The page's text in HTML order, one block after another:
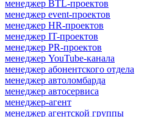
менеджер BTL-проектов
менеджер event-проектов
менеджер HR-проектов
менеджер IT-проектов
менеджер PR-проектов
менеджер YouTube-канала
менеджер абонентского отдела
менеджер автоломбарда
менеджер автосервиса
менеджер-агент
менеджер агентской группы